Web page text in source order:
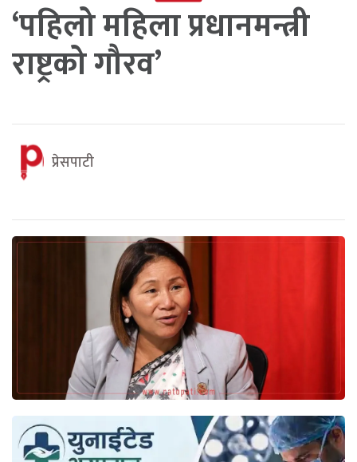
‘पहिलो महिला प्रधानमन्त्री
राष्ट्रको गौरव’
प्रेसपाटी